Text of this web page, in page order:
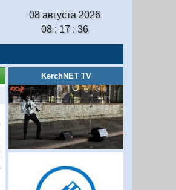
08 августа 2026
08 : 17 : 37
KerchNET TV